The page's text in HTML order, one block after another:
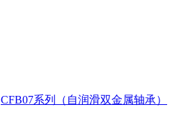
CFB07系列（自润滑双金属轴承）